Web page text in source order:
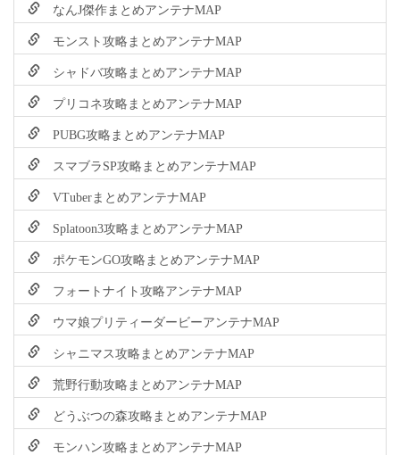
なんJ傑作まとめアンテナMAP
モンスト攻略まとめアンテナMAP
シャドバ攻略まとめアンテナMAP
プリコネ攻略まとめアンテナMAP
PUBG攻略まとめアンテナMAP
スマブラSP攻略まとめアンテナMAP
VTuberまとめアンテナMAP
Splatoon3攻略まとめアンテナMAP
ポケモンGO攻略まとめアンテナMAP
フォートナイト攻略アンテナMAP
ウマ娘プリティーダービーアンテナMAP
シャニマス攻略まとめアンテナMAP
荒野行動攻略まとめアンテナMAP
どうぶつの森攻略まとめアンテナMAP
モンハン攻略まとめアンテナMAP